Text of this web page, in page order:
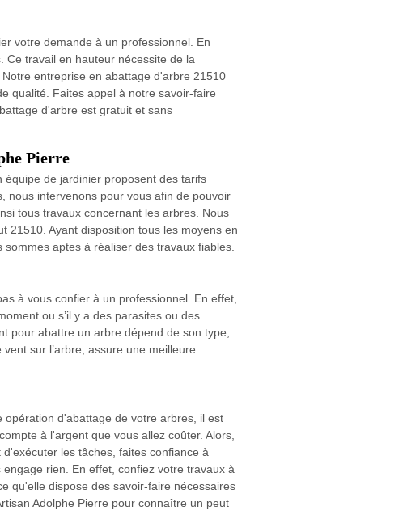
votre demande à un professionnel. En
Ce travail en hauteur nécessite de la
entreprise en abattage d'arbre 21510
qualité. Faites appel à notre savoir-faire
d'arbre est gratuit et sans
Pierre
équipe de jardinier proposent des tarifs
nous intervenons pour vous afin de pouvoir
tous travaux concernant les arbres. Nous
21510. Ayant disposition tous les moyens en
aptes à réaliser des travaux fiables.
à vous confier à un professionnel. En effet,
ou s’il y a des parasites ou des
pour abattre un arbre dépend de son type,
sur l’arbre, assure une meilleure
d'abattage de votre arbres, il est
à l'argent que vous allez coûter. Alors,
les tâches, faites confiance à
rien. En effet, confiez votre travaux à
qu'elle dispose des savoir-faire nécessaires
Adolphe Pierre pour connaître un peut